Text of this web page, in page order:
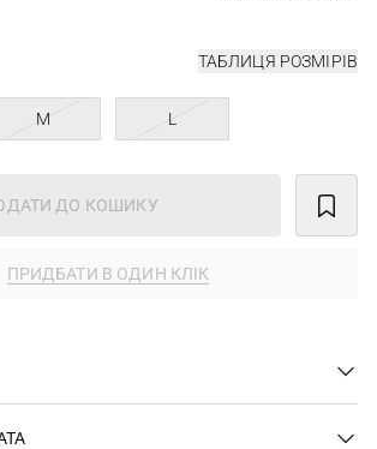
ТАБЛИЦЯ РОЗМІРІВ
M L
ДО КОШИКУ
ПРИДБАТИ В ОДИН КЛІК